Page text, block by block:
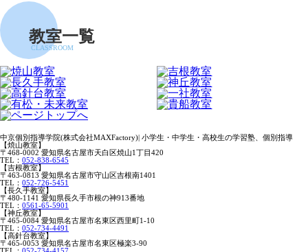
教室一覧
CLASSROOM
中京個別指導学院(株式会社MAXFactory)| 小学生・中学生・高校生の学習塾、個別指導
【焼山教室】
〒468-0002 愛知県名古屋市天白区焼山1丁目420
TEL： 052-838-6545
【吉根教室】
〒463-0813 愛知県名古屋市守山区吉根南1401
TEL： 052-726-5451
【長久手教室】
〒480-1141 愛知県長久手市根の神913番地
TEL： 0561-65-5901
【神丘教室】
〒465-0084 愛知県名古屋市名東区西里町1-10
TEL： 052-734-4491
【高針台教室】
〒465-0053 愛知県名古屋市名東区極楽3-90